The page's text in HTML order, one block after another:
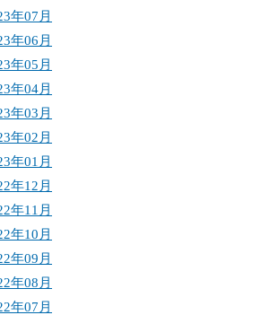
年07月
年06月
年05月
年04月
年03月
年02月
年01月
年12月
年11月
年10月
年09月
年08月
年07月